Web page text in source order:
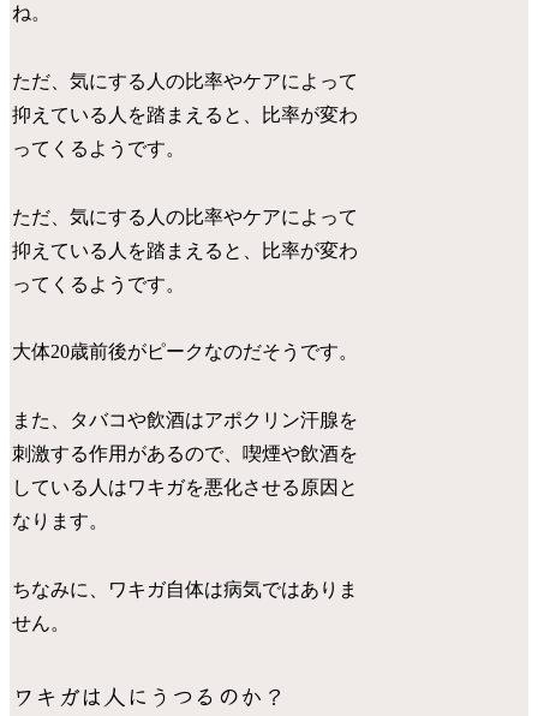
ね。
ただ、気にする人の比率やケアによって
抑えている人を踏まえると、比率が変わ
ってくるようです。
ただ、気にする人の比率やケアによって
抑えている人を踏まえると、比率が変わ
ってくるようです。
大体20歳前後がピークなのだそうです。
また、タバコや飲酒はアポクリン汗腺を
刺激する作用があるので、喫煙や飲酒を
している人はワキガを悪化させる原因と
なります。
ちなみに、ワキガ自体は病気ではありま
せん。
ワキガは人にうつるのか？